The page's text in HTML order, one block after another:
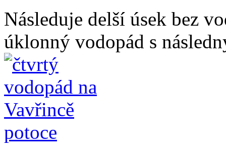
Následuje delší úsek bez
úklonný vodopád s